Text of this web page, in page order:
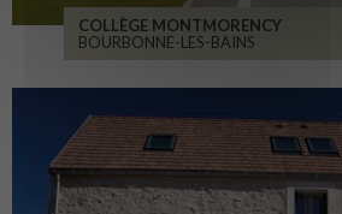
COLLÈGE MONTMORENCY
BOURBONNE-LES-BAINS